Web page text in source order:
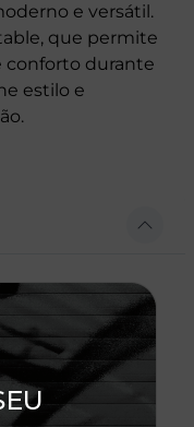
e versátil.
que permite
conforto durante
estilo e